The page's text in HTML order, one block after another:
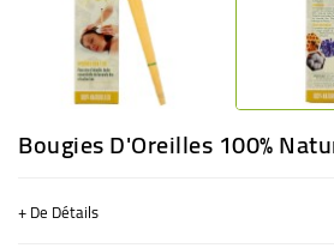
Bougies D'Oreilles 100%
+ De Détails